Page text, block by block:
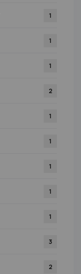
1
1
1
2
1
1
1
1
1
3
2